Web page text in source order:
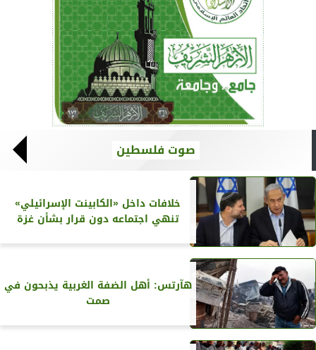
صوت فلسطين
خلافات داخل «الكابينت الإسرائيلي»
تنهي اجتماعه دون قرار بشأن غزة
هآرتس: أهل الضفة الغربية يذبحون في
صمت